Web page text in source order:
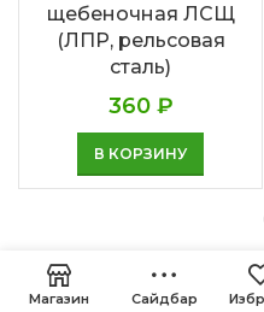
щебеночная ЛСЩ
(ЛПР, рельсовая
сталь)
360 ₽
В КОРЗИНУ
Магазин Сайдбар